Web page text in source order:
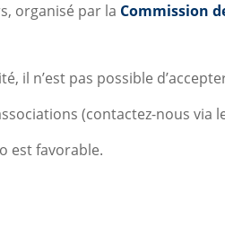
organisé par la Commission
il n’est pas possible
(contactez-nous via
est favorable.